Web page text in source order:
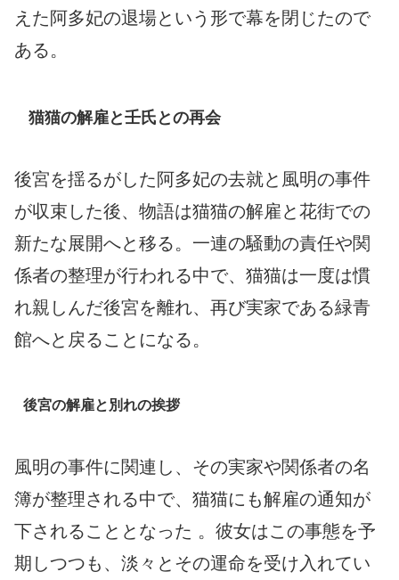
えた阿多妃の退場という形で幕を閉じたので
ある。
猫猫の解雇と壬氏との再会
後宮を揺るがした阿多妃の去就と風明の事件
が収束した後、物語は猫猫の解雇と花街での
新たな展開へと移る。一連の騒動の責任や関
係者の整理が行われる中で、猫猫は一度は慣
れ親しんだ後宮を離れ、再び実家である緑青
館へと戻ることになる。
後宮の解雇と別れの挨拶
風明の事件に関連し、その実家や関係者の名
簿が整理される中で、猫猫にも解雇の通知が
下されることとなった 。彼女はこの事態を予
期しつつも、淡々とその運命を受け入れてい